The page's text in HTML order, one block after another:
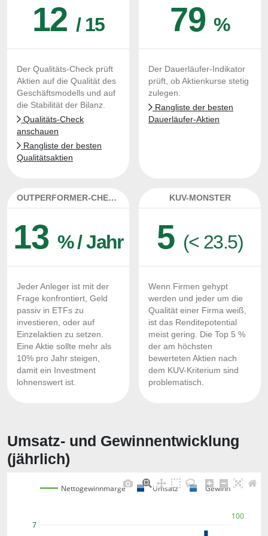
12 / 15
Der Qualitäts-Check prüft
Aktien auf die Qualität des
Geschäftsmodells und auf
die Stabilität der Bilanz.
Qualitäts-Check
anschauen
Rangliste der besten
Qualitätsaktien
79%
Der Dauerläufer-Indikator
prüft, ob Aktienkurse stetig
zulegen.
Rangliste der besten
Dauerläufer-Aktien
OUTPERFORMER-CHECK
13 % / Jahr
Jeder Anleger ist mit der
Frage konfrontiert, Geld
passiv in ETFs zu
investieren, oder auf
Einzelaktien zu setzen.
Eine Aktie sollte mehr als
10% pro Jahr steigen,
damit ein Investment
lohnenswert ist.
KUV-MONSTER
5 (< 23.5)
Wenn Firmen gehypt
werden und jeder um die
Qualität einer Firma weiß,
ist das Renditepotential
meist gering. Die Top 5 %
der am höchsten
bewerteten Aktien nach
dem KUV-Kriterium sind
problematisch.
Umsatz- und Gewinnentwicklung
(jährlich)
7
100
Nettogewinnmarge Umsatz Gewinn